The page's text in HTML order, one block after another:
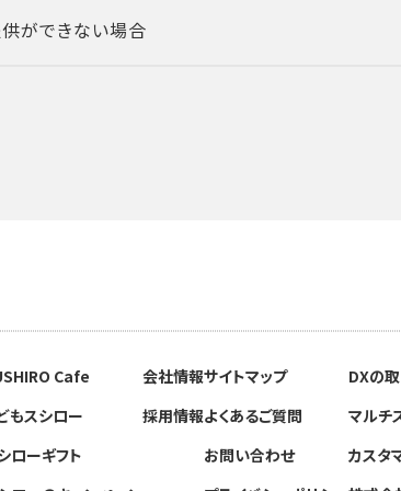
ができない場合
Cafe
もスシロー
ローギフト
会社情報
採用情報
サイトマップ
よくあるご質問
お問い合わせ
DXの
マルチ
カスタ